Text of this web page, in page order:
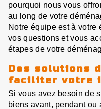
pourquoi nous vous
au long de votre
Notre équipe est à votre
vos questions et vous
étapes de votre
Des solutions
faciliter votre
Si vous avez besoin de
biens avant, pendant ou